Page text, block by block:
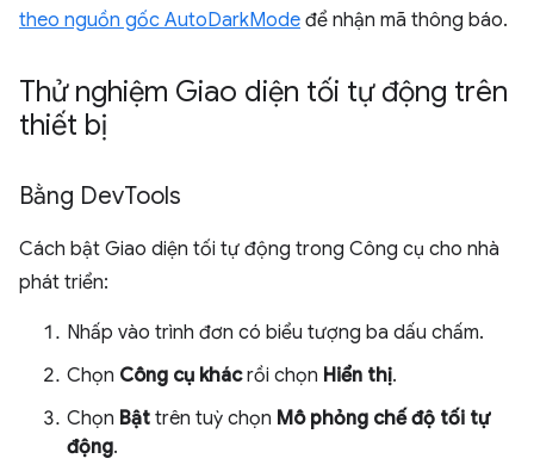
theo nguồn gốc AutoDarkMode để nhận mã thông báo.
Thử nghiệm Giao diện tối tự động trên
thiết bị
Bằng DevTools
Cách bật Giao diện tối tự động trong Công cụ cho nhà
phát triển:
Nhấp vào trình đơn có biểu tượng ba dấu chấm.
Chọn Công cụ khácrồi chọn Hiển thị.
Chọn Bật trên tuỳ chọn Mô phỏng chế độ tối tự
động.